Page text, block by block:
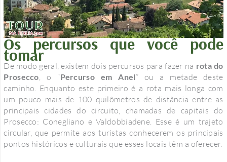
Os percursos que você pode
tomar
De modo geral, existem dois percursos para fazer na rota do
Prosecco, o “Percurso em Anel” ou a metade deste
caminho. Enquanto este primeiro é a rota mais longa com
um pouco mais de 100 quilômetros de distância entre as
principais cidades do circuito, chamadas de capitais do
Prosecco: Conegliano e Valdobbiadene. Esse é um trajeto
circular, que permite aos turistas conhecerem os principais
pontos históricos e culturais que esses locais têm a oferecer.